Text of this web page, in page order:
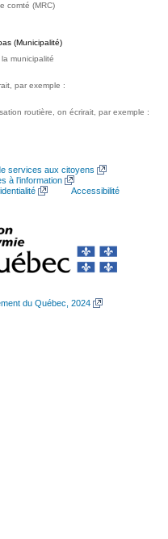
comté (MRC)
(Municipalité)
municipalité
par exemple :
routière, on écrirait, par exemple :
services aux citoyens
à l’information
Accessibilité
du Québec, 2024